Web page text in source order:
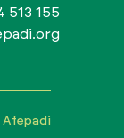
513 155